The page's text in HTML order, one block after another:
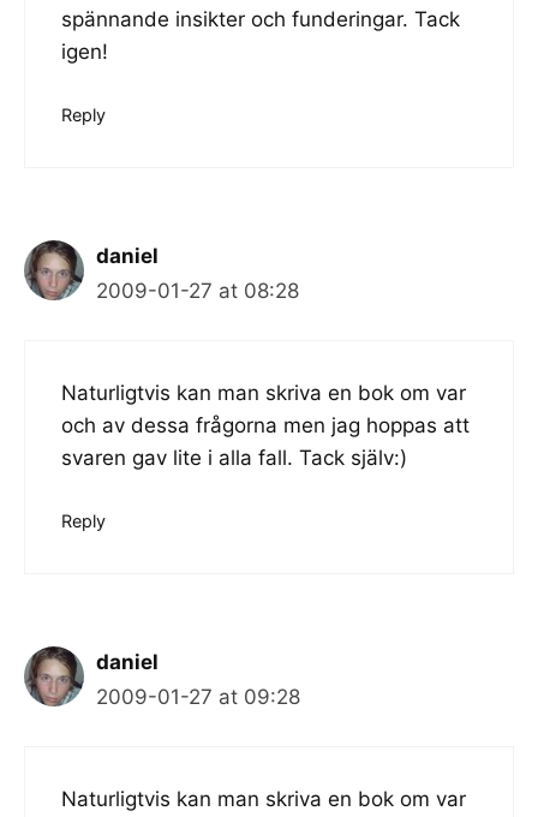
spännande insikter och funderingar. Tack
igen!
Reply
daniel
2009-01-27 at 08:28
Naturligtvis kan man skriva en bok om var
och av dessa frågorna men jag hoppas att
svaren gav lite i alla fall. Tack själv:)
Reply
daniel
2009-01-27 at 09:28
Naturligtvis kan man skriva en bok om var